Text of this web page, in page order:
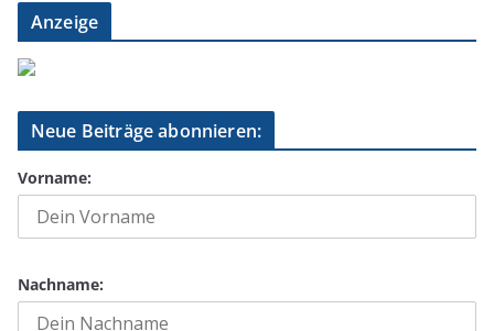
Anzeige
Neue Beiträge abonnieren:
Vorname:
Nachname: